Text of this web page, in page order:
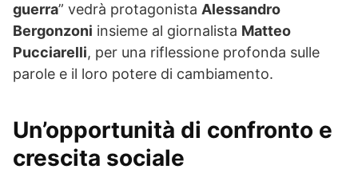
guerra” vedrà protagonista Alessandro
Bergonzoni insieme al giornalista Matteo
Pucciarelli, per una riflessione profonda sulle
parole e il loro potere di cambiamento.
Un’opportunità di confronto e
crescita sociale